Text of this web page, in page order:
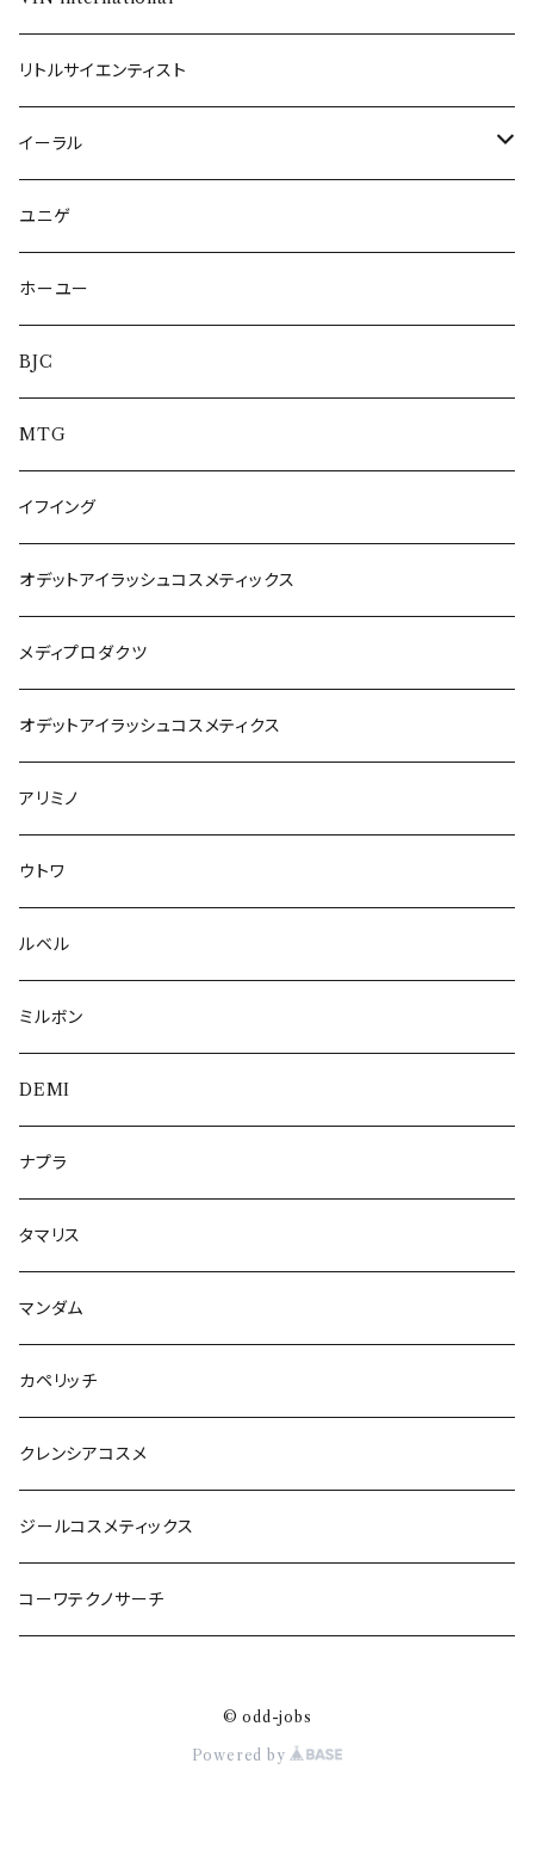
ネイル
リトルサイエンティスト
イーラル
スカルプケア
ユニゲ
ホーユー
BJC
MTG
イフイング
オデットアイラッシュコスメティックス
メディプロダクツ
オデットアイラッシュコスメティクス
アリミノ
ウトワ
ルベル
ミルボン
DEMI
ナプラ
タマリス
マンダム
カペリッチ
クレンシアコスメ
ジールコスメティックス
コーワテクノサーチ
© odd-jobs
Powered by